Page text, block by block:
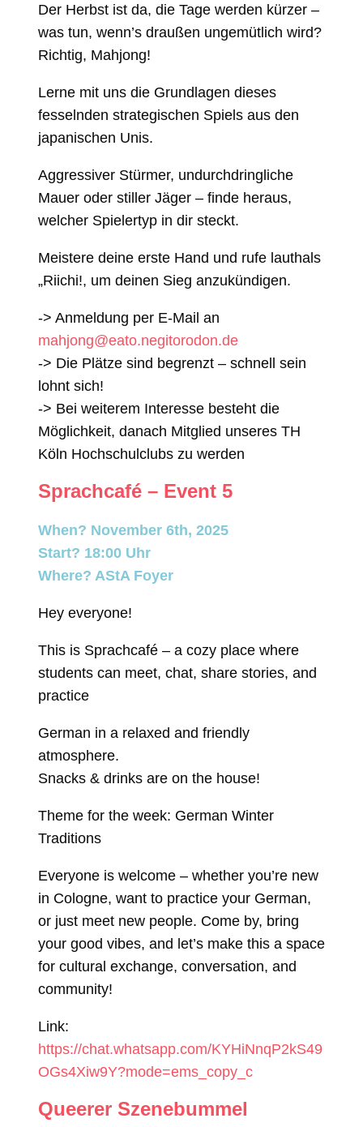
Der Herbst ist da, die Tage werden kürzer –
was tun, wenn’s draußen ungemütlich wird?
Richtig, Mahjong!
Lerne mit uns die Grundlagen dieses
fesselnden strategischen Spiels aus den
japanischen Unis.
Aggressiver Stürmer, undurchdringliche
Mauer oder stiller Jäger – finde heraus,
welcher Spielertyp in dir steckt.
Meistere deine erste Hand und rufe lauthals
„Riichi!, um deinen Sieg anzukündigen.
-> Anmeldung per E-Mail an
mahjong@eato.negitorodon.de
-> Die Plätze sind begrenzt – schnell sein
lohnt sich!
-> Bei weiterem Interesse besteht die
Möglichkeit, danach Mitglied unseres TH
Köln Hochschulclubs zu werden
Sprachcafé – Event 5
When? November 6th, 2025
Start? 18:00 Uhr
Where? AStA Foyer
Hey everyone!
This is Sprachcafé – a cozy place where
students can meet, chat, share stories, and
practice
German in a relaxed and friendly
atmosphere.
Snacks & drinks are on the house!
Theme for the week: German Winter
Traditions
Everyone is welcome – whether you’re new
in Cologne, want to practice your German,
or just meet new people. Come by, bring
your good vibes, and let’s make this a space
for cultural exchange, conversation, and
community!
Link:
https://chat.whatsapp.com/KYHiNnqP2kS49
OGs4Xiw9Y?mode=ems_copy_c
Queerer Szenebummel